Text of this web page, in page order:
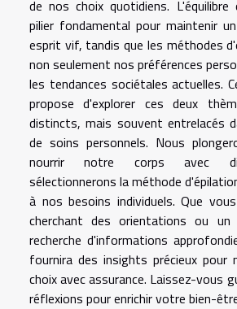
de nos choix quotidiens.
pilier fondamental pour maintenir
esprit vif, tandis que les méthodes
non seulement nos préférences
les tendances sociétales actuelles.
propose d'explorer ces deux
distincts, mais souvent entrelacés
de soins personnels. Nous
nourrir notre corps avec
sélectionnerons la méthode
à nos besoins individuels. Que
cherchant des orientations ou un
recherche d'informations
fournira des insights précieux pour
choix avec assurance. Laissez-vous
réflexions pour enrichir votre bien-